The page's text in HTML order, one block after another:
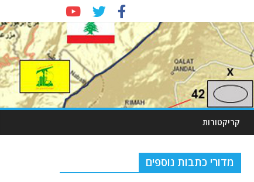
קריקטורות
מדורי כתבות נוספים